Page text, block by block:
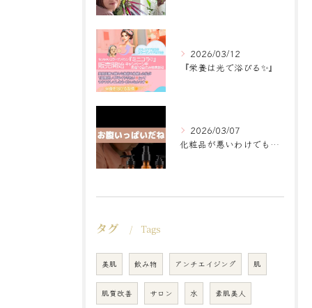
2026/03/12
『栄養は光で浴びる✨』
2026/03/07
化粧品が悪いわけでもなく
タグ Tags
美肌 飲み物 アンチエイジング 肌
肌質改善 サロン 水 素肌美人